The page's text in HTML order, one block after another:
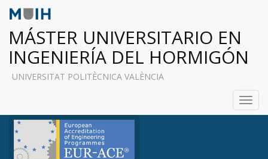
MÁSTER UNIVERSITARIO EN
INGENIERÍA DEL HORMIGÓN
UNIVERSITAT POLITÈCNICA VALÈNCIA